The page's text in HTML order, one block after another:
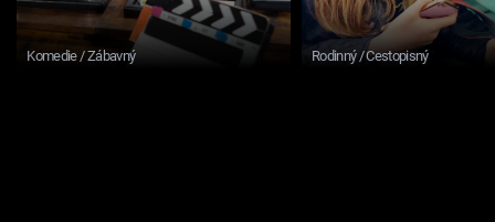
Komedie / Zábavný Rodinný / Cestopisný